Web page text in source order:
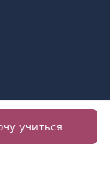
учиться